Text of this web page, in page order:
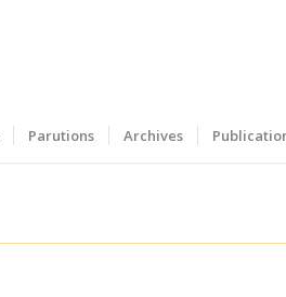
Parutions Archives